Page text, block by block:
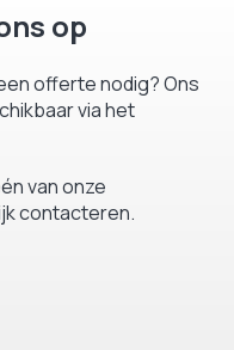
op
offerte nodig? Ons
via het
van onze
contacteren.